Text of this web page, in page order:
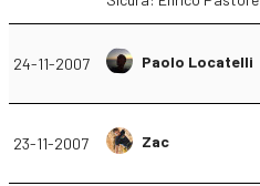
24-11-2007 Paolo Locatelli
23-11-2007 Zac